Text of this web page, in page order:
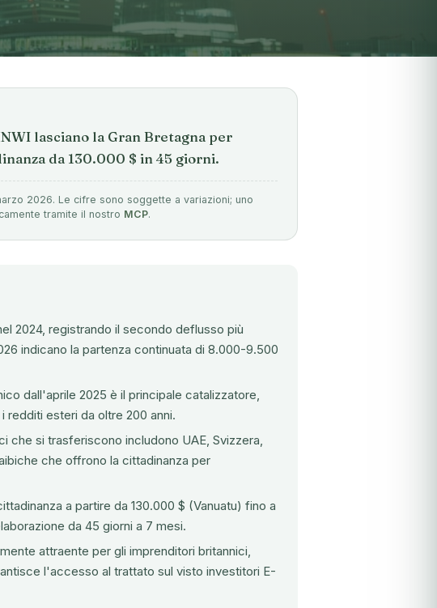
lasciano la Gran Bretagna per
da 130.000 $ in 45 giorni.
2026. Le cifre sono soggette a variazioni; uno
tramite il nostro MCP.
2024, registrando il secondo deflusso più
indicano la partenza continuata di 8.000-9.500
dall'aprile 2025 è il principale catalizzatore,
redditi esteri da oltre 200 anni.
che si trasferiscono includono UAE, Svizzera,
che offrono la cittadinanza per
a partire da 130.000 $ (Vanuatu) fino a
da 45 giorni a 7 mesi.
attraente per gli imprenditori britannici,
l'accesso al trattato sul visto investitori E-